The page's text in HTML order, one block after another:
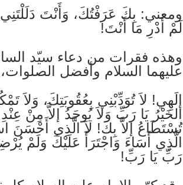
ومعني‌: بِكَ عَرَفْتُكَ، وَأَنْتَ
لَمْ أَدْرِ مَا أَنْتَ!
وهذه‌ فقرات‌ من‌ دعاء سيّد
عليهما السلام‌ وأفضل‌ الصلوات‌،
إلَهِي‌! لاَ تُوَدِّبْنِي‌ بِعُقُوبَتِكَ،
الخَيْرُ يَا رَبِّ وَلاَ يُوجَدُ إلاَّ مِنْ
تُسْتَطَاعُ إلاَّ بِكَ! لاَ الَّذِي‌ أَحْسَنَ
الَّذِي‌ أَسَاءَ وَاجْتَرَأَ عَلَيْكَ وَلَمْ
رَبِّ يَا رَبِّ!